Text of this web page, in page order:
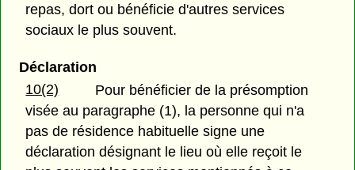
repas, dort ou bénéficie d'autres services
sociaux le plus souvent.
Déclaration
10(2)
Pour bénéficier de la présomption
visée au paragraphe (1), la personne qui n'a
pas de résidence habituelle signe une
déclaration désignant le lieu où elle reçoit le